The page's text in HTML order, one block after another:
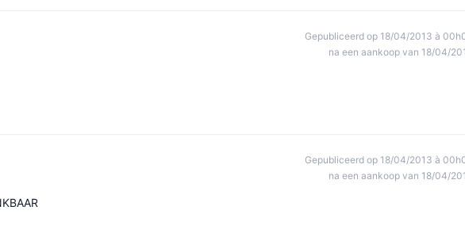
Gepubliceerd op 18/04/2013 à
na een aankoop van 18/04/
Gepubliceerd op 18/04/2013 à
na een aankoop van 18/04/